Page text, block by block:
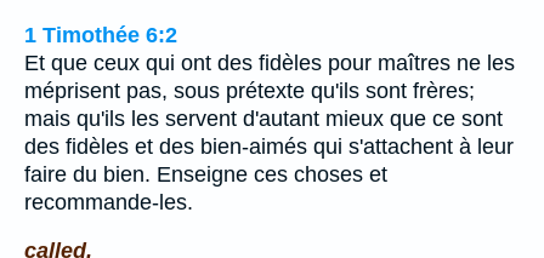
1 Timothée 6:2
Et que ceux qui ont des fidèles pour maîtres ne les
méprisent pas, sous prétexte qu'ils sont frères;
mais qu'ils les servent d'autant mieux que ce sont
des fidèles et des bien-aimés qui s'attachent à leur
faire du bien. Enseigne ces choses et
recommande-les.
called.